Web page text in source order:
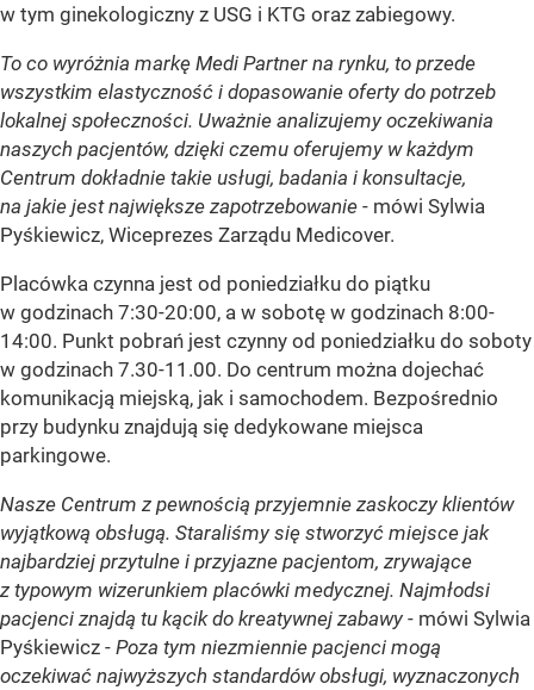
w tym ginekologiczny z USG i KTG oraz zabiegowy.
To co wyróżnia markę Medi Partner na rynku, to przede
wszystkim elastyczność i dopasowanie oferty do potrzeb
lokalnej społeczności. Uważnie analizujemy oczekiwania
naszych pacjentów, dzięki czemu oferujemy w każdym
Centrum dokładnie takie usługi, badania i konsultacje,
na jakie jest największe zapotrzebowanie - mówi Sylwia
Pyśkiewicz, Wiceprezes Zarządu Medicover.
Placówka czynna jest od poniedziałku do piątku
w godzinach 7:30-20:00, a w sobotę w godzinach 8:00-
14:00. Punkt pobrań jest czynny od poniedziałku do soboty
w godzinach 7.30-11.00. Do centrum można dojechać
komunikacją miejską, jak i samochodem. Bezpośrednio
przy budynku znajdują się dedykowane miejsca
parkingowe.
Nasze Centrum z pewnością przyjemnie zaskoczy klientów
wyjątkową obsługą. Staraliśmy się stworzyć miejsce jak
najbardziej przytulne i przyjazne pacjentom, zrywające
z typowym wizerunkiem placówki medycznej. Najmłodsi
pacjenci znajdą tu kącik do kreatywnej zabawy - mówi Sylwia
Pyśkiewicz - Poza tym niezmiennie pacjenci mogą
oczekiwać najwyższych standardów obsługi, wyznaczonych